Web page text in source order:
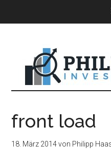
front load
18. März 2014von Philipp